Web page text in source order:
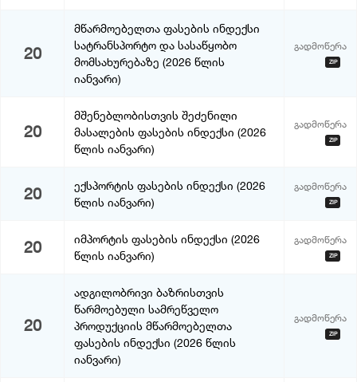
20
მწარმოებელთა ფასების ინდექსი
სატრანსპორტო და სასაწყობო
მომსახურებაზე (2026 წლის
იანვარი)
გადმოწერა
ZIP
20
მშენებლობისთვის შეძენილი
მასალების ფასების ინდექსი (2026
წლის იანვარი)
გადმოწერა
ZIP
20
ექსპორტის ფასების ინდექსი (2026
წლის იანვარი)
გადმოწერა
ZIP
20
იმპორტის ფასების ინდექსი (2026
წლის იანვარი)
გადმოწერა
ZIP
20
ადგილობრივი ბაზრისთვის
წარმოებული სამრეწველო
პროდუქციის მწარმოებელთა
ფასების ინდექსი (2026 წლის
იანვარი)
გადმოწერა
ZIP